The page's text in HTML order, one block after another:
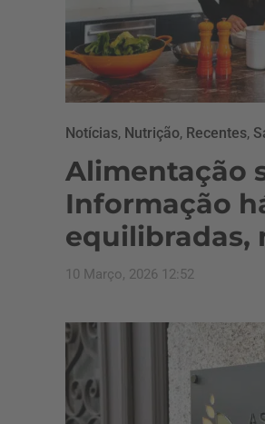
Notícias, Nutrição, Recentes,
Alimentação
Informação
equilibradas,
10 Março, 2026 12:52